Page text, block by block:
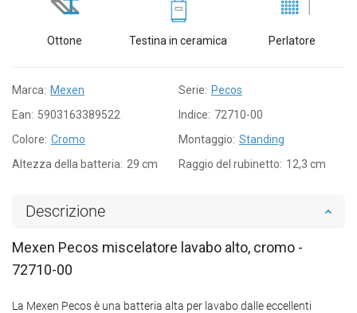
Ottone Testina in ceramica Perlatore
Marca: Mexen Serie: Pecos
Ean: 5903163389522 Indice: 72710-00
Colore: Cromo Montaggio: Standing
Altezza della batteria: 29 cm Raggio del rubinetto: 12,3 cm
Descrizione
Mexen Pecos miscelatore lavabo alto, cromo -
72710-00
La Mexen Pecos è una batteria alta per lavabo dalle eccellenti